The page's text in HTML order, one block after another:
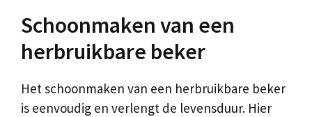
Schoonmaken van een
herbruikbare beker
Het schoonmaken van een herbruikbare beker
is eenvoudig en verlengt de levensduur. Hier